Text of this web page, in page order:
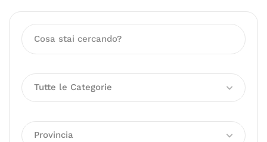
Tutte le Categorie
Provincia